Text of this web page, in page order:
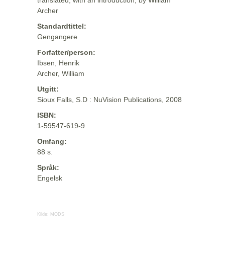
Archer
Standardtittel:
Gengangere
Forfatter/person:
Ibsen, Henrik
Archer, William
Utgitt:
Sioux Falls, S.D : NuVision Publications, 2008
ISBN:
1-59547-619-9
Omfang:
88 s.
Språk:
Engelsk
Kilde: MODS